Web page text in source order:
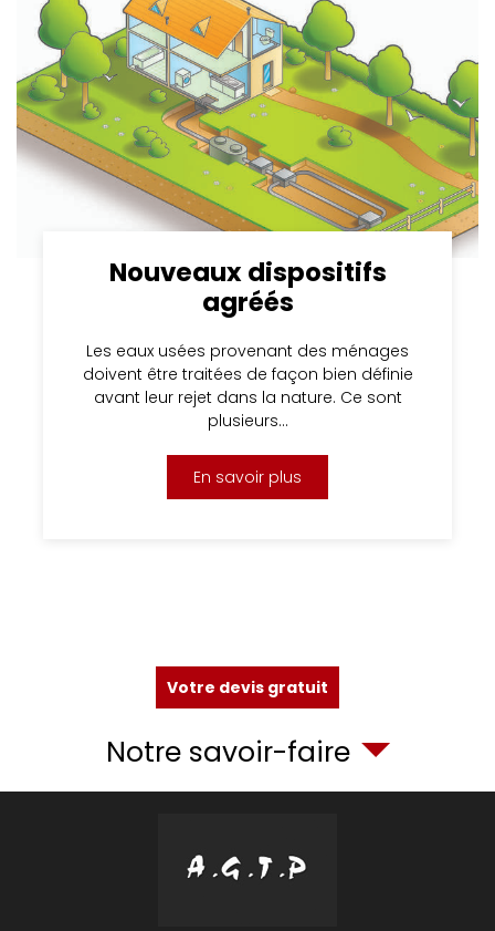
Nouveaux dispositifs
agréés
Les eaux usées provenant des ménages
doivent être traitées de façon bien définie
avant leur rejet dans la nature. Ce sont
plusieurs…
En savoir plus
Votre devis gratuit
Notre savoir-faire